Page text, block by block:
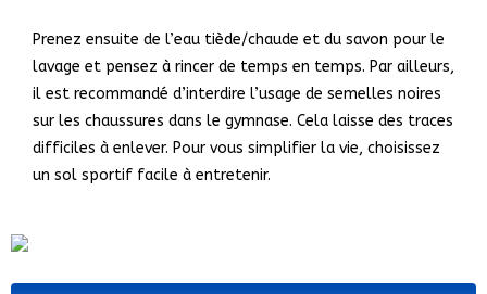
Prenez ensuite de l’eau tiède/chaude et du savon pour le
lavage et pensez à rincer de temps en temps. Par ailleurs,
il est recommandé d’interdire l’usage de semelles noires
sur les chaussures dans le gymnase. Cela laisse des traces
difficiles à enlever. Pour vous simplifier la vie, choisissez
un sol sportif facile à entretenir.